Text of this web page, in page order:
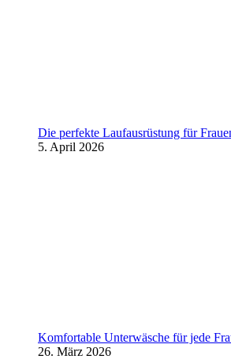
Die perfekte Laufausrüstung für
5. April 2026
Komfortable Unterwäsche für jede
26. März 2026